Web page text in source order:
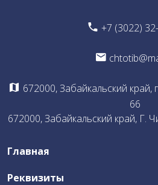
Что предлагает Бюро
Воркшоп
абитуриентами
Отчеты по деятельности Бюро
+7 (3022)
672000, Забайкальский край,
66
672000, Забайкальский край, Г.
Главная
Реквизиты